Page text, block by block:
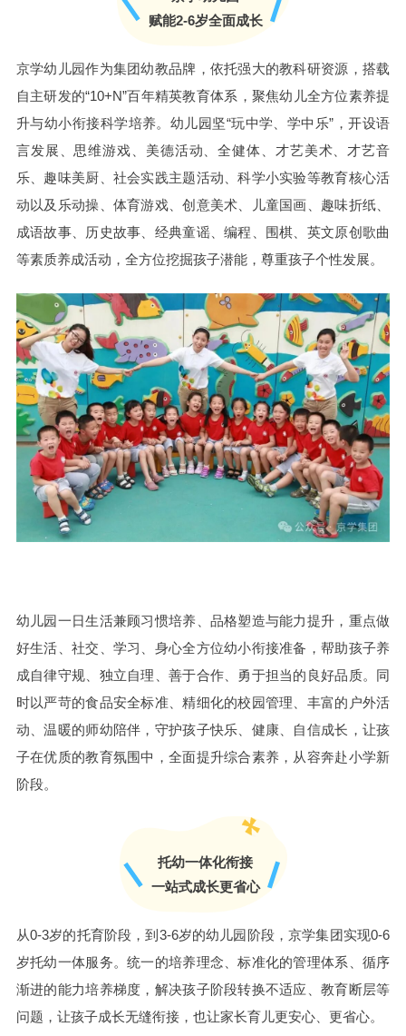
赋能2-6岁全面成长
京学幼儿园作为集团幼教品牌，依托强大的教科研资源，搭载
自主研发的“10+N”百年精英教育体系，聚焦幼儿全方位素养提
升与幼小衔接科学培养。幼儿园坚“玩中学、学中乐”，开设语
言发展、思维游戏、美德活动、全健体、才艺美术、才艺音
乐、趣味美厨、社会实践主题活动、科学小实验等教育核心活
动以及乐动操、体育游戏、创意美术、儿童国画、趣味折纸、
成语故事、历史故事、经典童谣、编程、围棋、英文原创歌曲
等素质养成活动，全方位挖掘孩子潜能，尊重孩子个性发展。
幼儿园一日生活兼顾习惯培养、品格塑造与能力提升，重点做
好生活、社交、学习、身心全方位幼小衔接准备，帮助孩子养
成自律守规、独立自理、善于合作、勇于担当的良好品质。同
时以严苛的食品安全标准、精细化的校园管理、丰富的户外活
动、温暖的师幼陪伴，守护孩子快乐、健康、自信成长，让孩
子在优质的教育氛围中，全面提升综合素养，从容奔赴小学新
阶段。
托幼一体化衔接
一站式成长更省心
从0-3岁的托育阶段，到3-6岁的幼儿园阶段，京学集团实现0-6
岁托幼一体服务。统一的培养理念、标准化的管理体系、循序
渐进的能力培养梯度，解决孩子阶段转换不适应、教育断层等
问题，让孩子成长无缝衔接，也让家长育儿更安心、更省心。